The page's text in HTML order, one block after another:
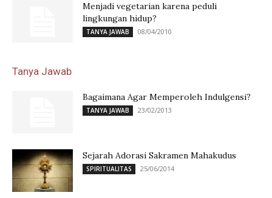
Menjadi vegetarian karena peduli
lingkungan hidup?
TANYA JAWAB 08/04/2010
Tanya Jawab
Bagaimana Agar Memperoleh Indulgensi?
TANYA JAWAB 23/02/2013
Sejarah Adorasi Sakramen Mahakudus
SPIRITUALITAS 25/06/2014